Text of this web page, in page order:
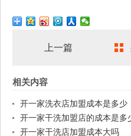
上一篇
相关内容
开一家洗衣店加盟成本是多少
开一家干洗加盟店的成本是多
开一家干洗店加盟成本大吗